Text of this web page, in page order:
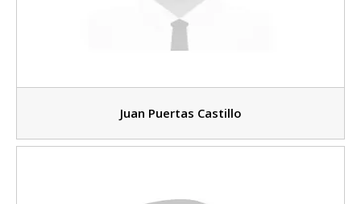
Juan Puertas Castillo